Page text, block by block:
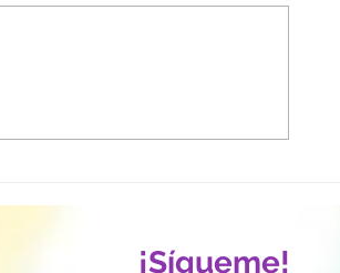
¡Sígueme!